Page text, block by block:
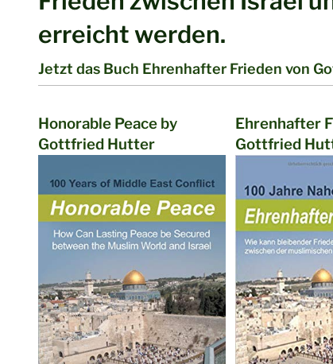
erreicht werden.
Jetzt das Buch Ehrenhafter Frieden von
Honorable Peace by
Gottfried Hutter
Ehrenhafter
Gottfried